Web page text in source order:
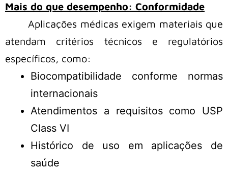
Mais do que desempenho: Conformidade
Aplicações médicas exigem materiais que
atendam critérios técnicos e regulatórios
específicos, como:
Biocompatibilidade conforme normas
internacionais
Atendimentos a requisitos como USP
Class VI
Histórico de uso em aplicações de
saúde